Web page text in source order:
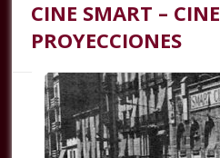
CINE SMART – CINE
PROYECCIONES